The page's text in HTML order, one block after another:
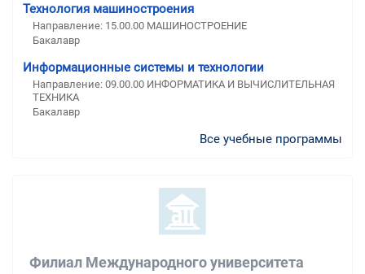
Технология машиностроения
Направление: 15.00.00 МАШИНОСТРОЕНИЕ
Бакалавр
Информационные системы и технологии
Направление: 09.00.00 ИНФОРМАТИКА И ВЫЧИСЛИТЕЛЬНАЯ
ТЕХНИКА
Бакалавр
Все учебные программы
Филиал Международного университета